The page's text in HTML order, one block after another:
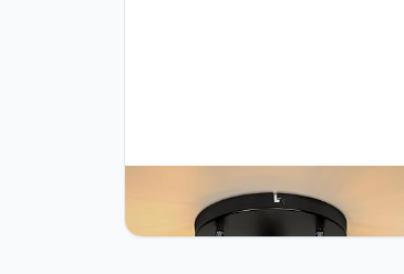
Dehobo plafondlamp Zwart E14
plafond Spotlight 3 vlam
plafondvlekken LED Swiveling 350 °